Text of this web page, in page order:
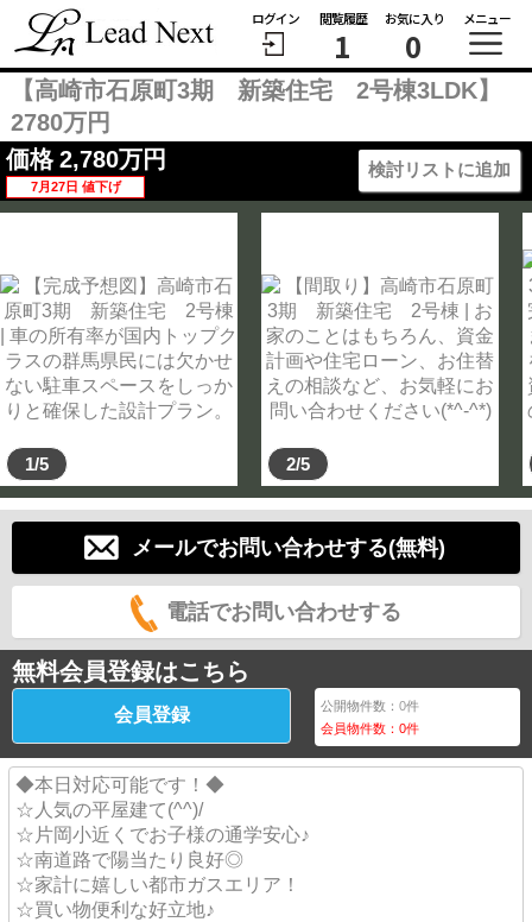
ログイン 閲覧履歴
1
お気に入り
0
メニュー
【高崎市石原町3期 新築住宅 2号棟3LDK】
2780万円
価格 2,780万円
7月27日 値下げ
検討リストに追加
1/5 2/5
メールでお問い合わせする(無料)
電話でお問い合わせする
無料会員登録はこちら
会員登録 公開物件数：0件
会員物件数：0件
◆本日対応可能です！◆
☆人気の平屋建て(^^)/
☆片岡小近くでお子様の通学安心♪
☆南道路で陽当たり良好◎
☆家計に嬉しい都市ガスエリア！
☆買い物便利な好立地♪